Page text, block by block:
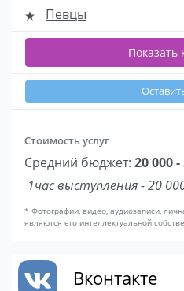
Певцы
Показать
Стоимость услуг
Средний бюджет: 20 000 -
1час выступления - 20
* Фотографии, видео, аудиозаписи,
являются его интеллектуальной
Вконтакте